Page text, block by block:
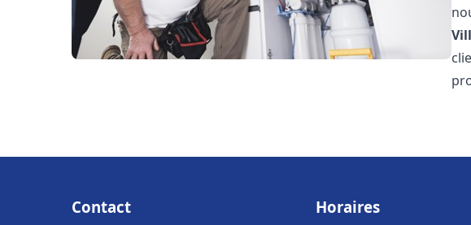
Contact Horaires